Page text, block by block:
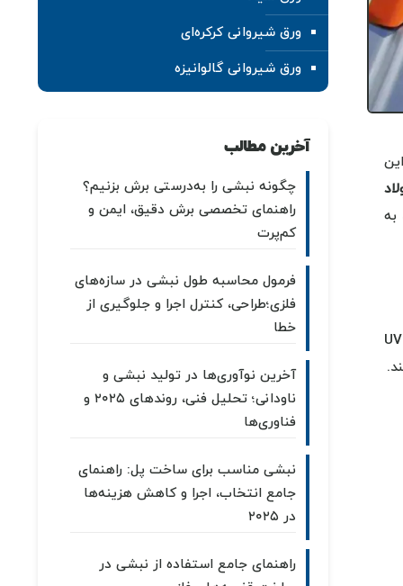
به
ورق شیروانی رنگی نوعی ورق فلزی است که با روکشی از رنگ‌های مقاوم پوشیده شده تا در برابر زنگ‌زدگی، خوردگی، و اشعه‌های UV
ورق شیروانی کرکره‌ای
ورق شیروانی گالوانیزه
آخرین مطالب
چگونه نبشی را به‌درستی برش بزنیم؟
راهنمای تخصصی برش دقیق، ایمن و
کم‌پرت
فرمول محاسبه طول نبشی در سازه‌های
فلزی؛طراحی، کنترل اجرا و جلوگیری از
خطا
آخرین نوآوری‌ها در تولید نبشی و
ناودانی؛ تحلیل فنی، روندهای ۲۰۲۵ و
فناوری‌ها
نبشی مناسب برای ساخت پل: راهنمای
جامع انتخاب، اجرا و کاهش هزینه‌ها
در ۲۰۲۵
راهنمای جامع استفاده از نبشی در